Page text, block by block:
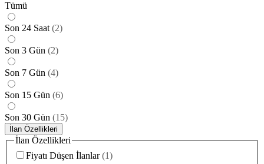
Tümü
Son 24 Saat (2)
Son 3 Gün (2)
Son 7 Gün (4)
Son 15 Gün (6)
Son 30 Gün (15)
İlan Özellikleri
İlan Özellikleri
Fiyatı Düşen İlanlar (1)